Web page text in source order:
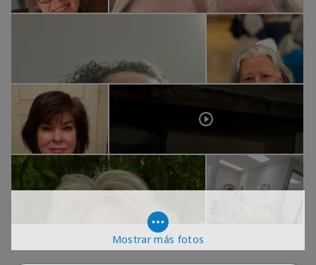
Mostrar más fotos